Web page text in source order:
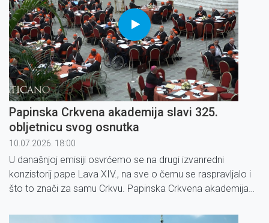
Papinska Crkvena akademija slavi 325.
obljetnicu svog osnutka
10.07.2026. 18:00
U današnjoj emisiji osvrćemo se na drugi izvanredni
konzistorij pape Lava XIV., na sve o čemu se raspravljalo i
što to znači za samu Crkvu. Papinska Crkvena akademija